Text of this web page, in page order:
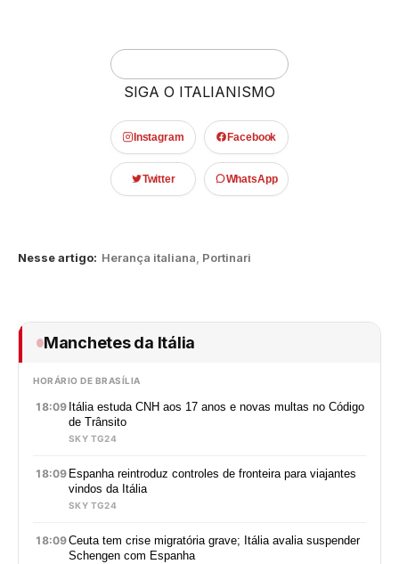
SIGA O ITALIANISMO
Instagram Facebook
Twitter WhatsApp
Nesse artigo: Herança italiana Portinari
Manchetes da Itália
HORÁRIO DE BRASÍLIA
18:09 Itália estuda CNH aos 17 anos e novas multas no Código
de Trânsito
SKY TG24
18:09 Espanha reintroduz controles de fronteira para viajantes
vindos da Itália
SKY TG24
18:09Ceuta tem crise migratória grave; Itália avalia suspender
Schengen com Espanha